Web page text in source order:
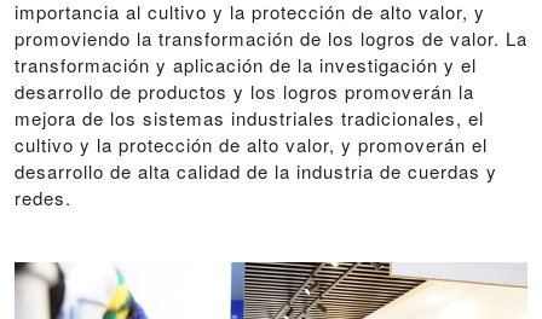
importancia al cultivo y la protección de alto valor, y
promoviendo la transformación de los logros de valor. La
transformación y aplicación de la investigación y el
desarrollo de productos y los logros promoverán la
mejora de los sistemas industriales tradicionales, el
cultivo y la protección de alto valor, y promoverán el
desarrollo de alta calidad de la industria de cuerdas y
redes.